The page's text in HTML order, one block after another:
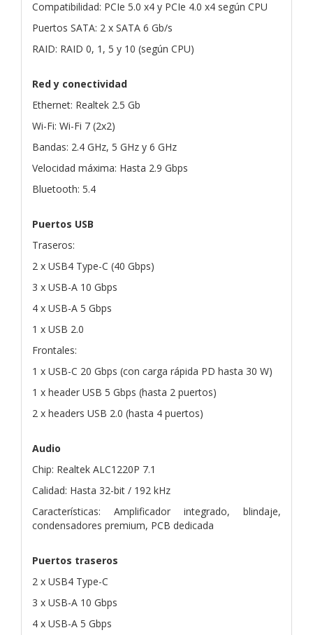
Compatibilidad: PCIe 5.0 x4 y PCIe 4.0 x4 según CPU
Puertos SATA: 2 x SATA 6 Gb/s
RAID: RAID 0, 1, 5 y 10 (según CPU)
Red y conectividad
Ethernet: Realtek 2.5 Gb
Wi-Fi: Wi-Fi 7 (2x2)
Bandas: 2.4 GHz, 5 GHz y 6 GHz
Velocidad máxima: Hasta 2.9 Gbps
Bluetooth: 5.4
Puertos USB
Traseros:
2 x USB4 Type-C (40 Gbps)
3 x USB-A 10 Gbps
4 x USB-A 5 Gbps
1 x USB 2.0
Frontales:
1 x USB-C 20 Gbps (con carga rápida PD hasta 30 W)
1 x header USB 5 Gbps (hasta 2 puertos)
2 x headers USB 2.0 (hasta 4 puertos)
Audio
Chip: Realtek ALC1220P 7.1
Calidad: Hasta 32-bit / 192 kHz
Características: Amplificador integrado, blindaje,
condensadores premium, PCB dedicada
Puertos traseros
2 x USB4 Type-C
3 x USB-A 10 Gbps
4 x USB-A 5 Gbps